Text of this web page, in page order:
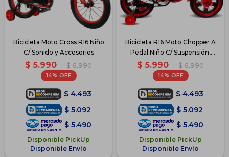
Bicicleta Moto Cross R16 Niño
C/ Sonido y Accesorios
$ 5.990 $ 6.990
14
$ 4.493
$ 5.092
$ 5.490
Disponible PickUp
Disponible Envío
Bicicleta R16 Moto Chopper A
Pedal Niño C/ Suspensión,
Luces y Acc - Rojo
$ 5.990 $ 6.990
14
$ 4.493
$ 5.092
$ 5.490
Disponible PickUp
Disponible Envío